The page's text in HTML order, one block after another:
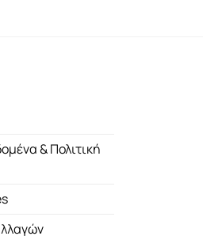
& Πολιτική